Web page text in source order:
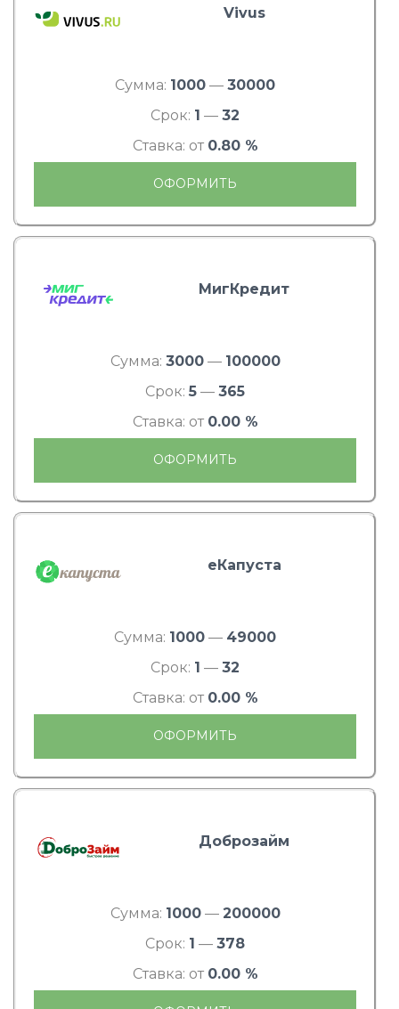
Vivus
Сумма: 1000 — 30000
Срок: 1 — 32
Ставка: от 0.80 %
ОФОРМИТЬ
МигКредит
Сумма: 3000— 100000
Срок: 5 — 365
Ставка: от 0.00 %
ОФОРМИТЬ
еКапуста
Сумма: 1000 — 49000
Срок: 1 — 32
Ставка: от 0.00 %
ОФОРМИТЬ
Доброзайм
Сумма: 1000— 200000
Срок: 1 — 378
Ставка: от 0.00 %